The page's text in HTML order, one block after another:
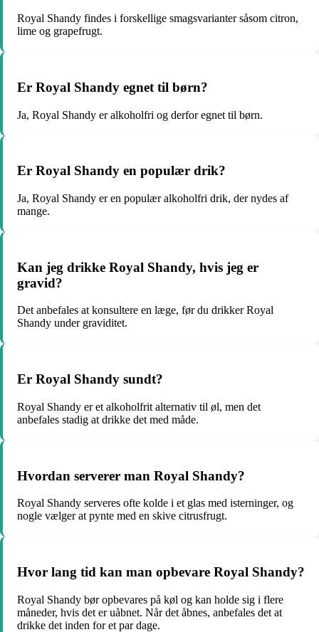
Royal Shandy findes i forskellige smagsvarianter såsom citron,
lime og grapefrugt.
Er Royal Shandy egnet til børn?
Ja, Royal Shandy er alkoholfri og derfor egnet til børn.
Er Royal Shandy en populær drik?
Ja, Royal Shandy er en populær alkoholfri drik, der nydes af
mange.
Kan jeg drikke Royal Shandy, hvis jeg er
gravid?
Det anbefales at konsultere en læge, før du drikker Royal
Shandy under graviditet.
Er Royal Shandy sundt?
Royal Shandy er et alkoholfrit alternativ til øl, men det
anbefales stadig at drikke det med måde.
Hvordan serverer man Royal Shandy?
Royal Shandy serveres ofte kolde i et glas med isterninger, og
nogle vælger at pynte med en skive citrusfrugt.
Hvor lang tid kan man opbevare Royal Shandy?
Royal Shandy bør opbevares på køl og kan holde sig i flere
måneder, hvis det er uåbnet. Når det åbnes, anbefales det at
drikke det inden for et par dage.